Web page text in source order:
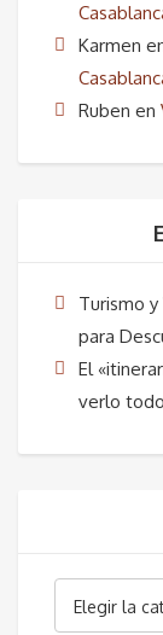
Karmen
Ruben en
Turismo
para
El
verlo
Elegir la